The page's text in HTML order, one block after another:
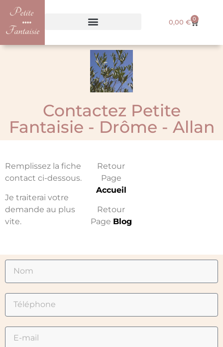
0,00 € 0
Contactez Petite
Fantaisie - Drôme - Allan
Remplissez la fiche
contact ci-dessous.
Je traiterai votre
demande au plus
vite.
Retour
Page
Accueil
Retour
Page Blog